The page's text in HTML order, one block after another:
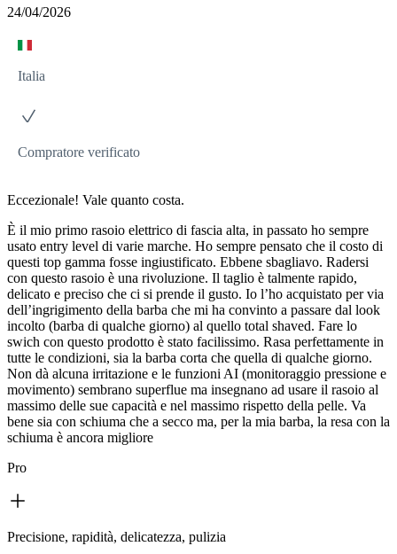
24/04/2026
Italia
Compratore verificato
Eccezionale! Vale quanto costa.
È il mio primo rasoio elettrico di fascia alta, in passato ho sempre
usato entry level di varie marche. Ho sempre pensato che il costo di
questi top gamma fosse ingiustificato. Ebbene sbagliavo. Radersi
con questo rasoio è una rivoluzione. Il taglio è talmente rapido,
delicato e preciso che ci si prende il gusto. Io l’ho acquistato per via
dell’ingrigimento della barba che mi ha convinto a passare dal look
incolto (barba di qualche giorno) al quello total shaved. Fare lo
swich con questo prodotto è stato facilissimo. Rasa perfettamente in
tutte le condizioni, sia la barba corta che quella di qualche giorno.
Non dà alcuna irritazione e le funzioni AI (monitoraggio pressione e
movimento) sembrano superflue ma insegnano ad usare il rasoio al
massimo delle sue capacità e nel massimo rispetto della pelle. Va
bene sia con schiuma che a secco ma, per la mia barba, la resa con la
schiuma è ancora migliore
Pro
Precisione, rapidità, delicatezza, pulizia